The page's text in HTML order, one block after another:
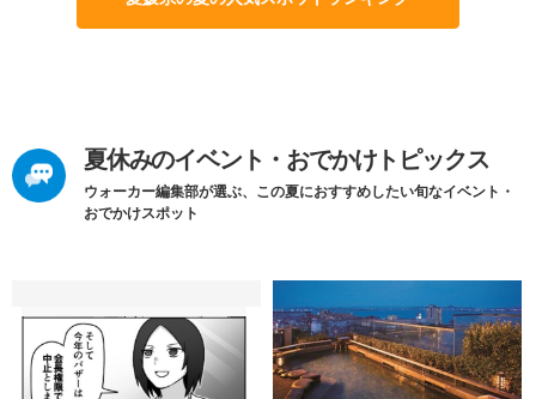
夏休みのイベント・おでかけトピックス
ウォーカー編集部が選ぶ、この夏におすすめしたい旬なイベント・
おでかけスポット